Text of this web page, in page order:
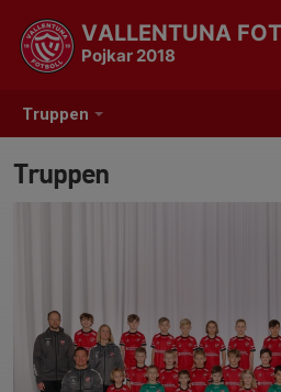
Truppen
VALLENTUNA
Pojkar 2018
Truppen